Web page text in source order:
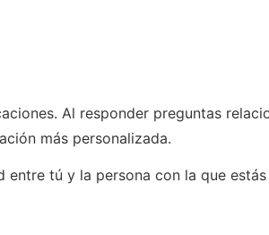
Al responder preguntas
más personalizada.
tú y la persona con la que